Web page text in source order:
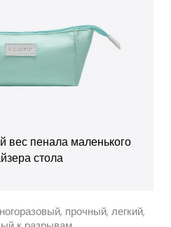
вес пенала маленького
стола
прочный, легкий,